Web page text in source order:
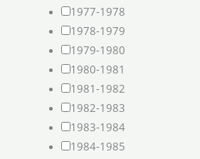
1977-1978
1978-1979
1979-1980
1980-1981
1981-1982
1982-1983
1983-1984
1984-1985